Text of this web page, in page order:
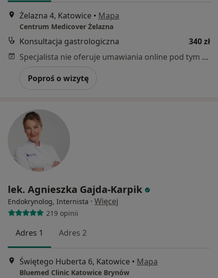
Żelazna 4, Katowice • Mapa
Centrum Medicover Żelazna
Konsultacja gastrologiczna
340 zł
Specjalista nie oferuje umawiania online pod tym adresem.
Poproś o wizytę
lek. Agnieszka Gajda-Karpik
Endokrynolog, Internista · Więcej
219 opinii
Adres 1 Adres 2
Świętego Huberta 6, Katowice • Mapa
Bluemed Clinic Katowice Brynów